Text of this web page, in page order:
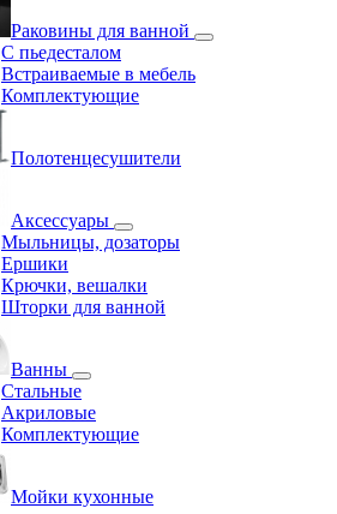
Раковины для ванной
С пьедесталом
Встраиваемые в мебель
Комплектующие
Полотенцесушители
Аксессуары
Мыльницы, дозаторы
Ершики
Крючки, вешалки
Шторки для ванной
Ванны
Стальные
Акриловые
Комплектующие
Мойки кухонные